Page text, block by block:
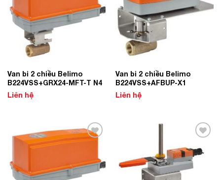
Van bi 2 chiều Belimo
B224VSS+GRX24-MFT-T N4
Liên hệ
Van bi 2 chiều Belimo
B224VSS+AFBUP-X1
Liên hệ
Wishlist